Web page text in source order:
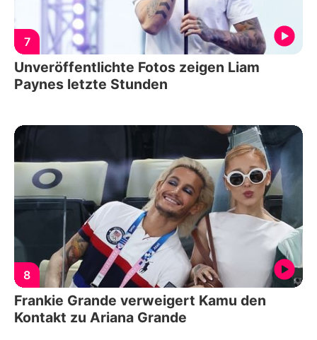
7
Unveröffentlichte Fotos zeigen Liam
Paynes letzte Stunden
8
Frankie Grande verweigert Kamu den
Kontakt zu Ariana Grande